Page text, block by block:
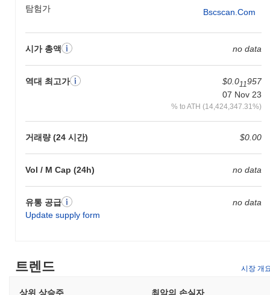
탐험가 Bscscan.com
시가 총액 no data
역대 최고가 $0.011957
07 Nov 23
% to ATH (14,424,347.31%)
거래량 (24 시간) $0.00
Vol / M Cap (24h) no data
유통 공급
Update supply form
no data
트렌드 시장 개
상위 상승주 최악의 손실자